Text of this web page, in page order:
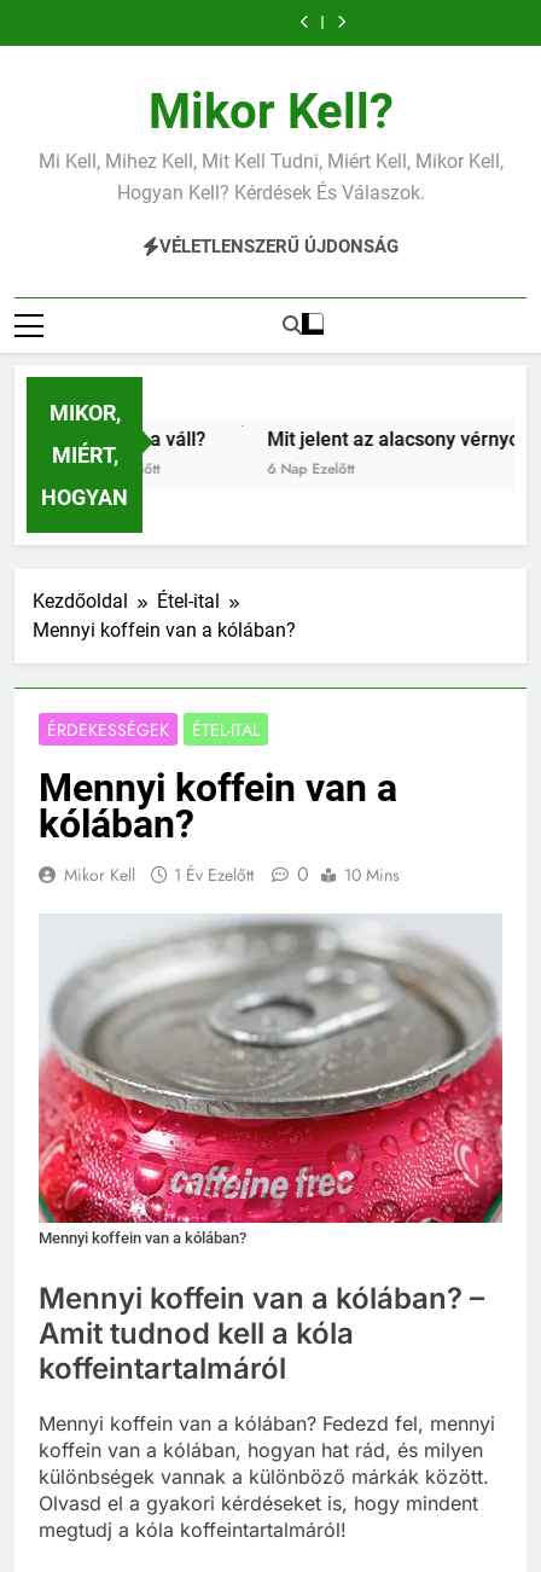
a
magas
alacsony vas?
Miért fáj a váll?
Mit jelent az
Mit jelent a
alacsony
vérnyomás?Mikor Kell?
Mi Kell, Mihez Kell, Mit Kell Tudni, Miért Kell, Mikor Kell,
Hogyan Kell? Kérdések És Válaszok.
VÉLETLENSZERŰ ÚJDONSÁG
MIKOR,
MIÉRT,
HOGYAN
fáj a váll? Mit jelent az alacsony vérnyomás?
6 Nap Ezelőtt
Kezdőoldal
Étel-ital
Mennyi koffein van a kólában?
ÉRDEKESSÉGEK ÉTEL-ITAL
Mennyi koffein van a
kólában?
Mikor Kell 1 Év Ezelőtt 0 10 Mins
Mennyi koffein van a kólában?
Mennyi koffein van a kólában? –
Amit tudnod kell a kóla
koffeintartalmáról
Mennyi koffein van a kólában? Fedezd fel, mennyi
koffein van a kólában, hogyan hat rád, és milyen
különbségek vannak a különböző márkák között.
Olvasd el a gyakori kérdéseket is, hogy mindent
megtudj a kóla koffeintartalmáról!